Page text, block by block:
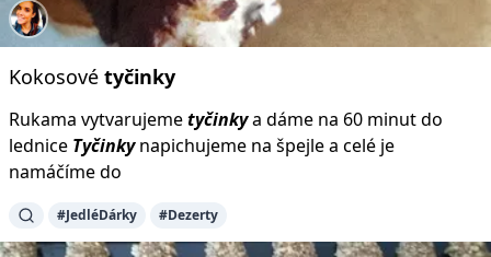
Kokosové tyčinky
Rukama vytvarujemetyčinkya dáme na 60 minut do
lednice Tyčinkynapichujeme na špejle a celé je
namáčíme do
#JedléDárky #Dezerty